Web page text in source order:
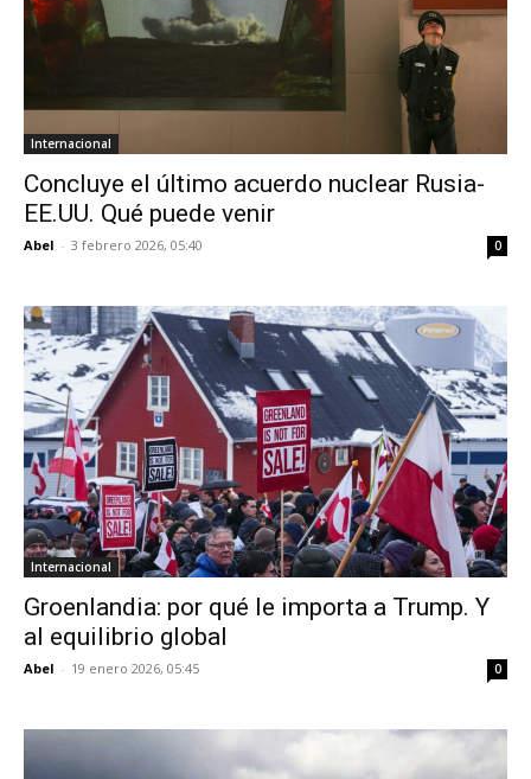
Internacional
Concluye el último acuerdo nuclear Rusia-
EE.UU. Qué puede venir
Abel - 3 febrero 2026, 05:40 0
Internacional
Groenlandia: por qué le importa a Trump. Y
al equilibrio global
Abel - 19 enero 2026, 05:45 0